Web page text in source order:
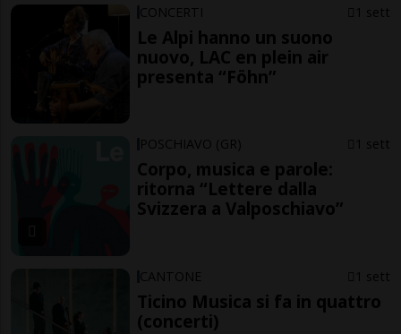
CONCERTI 1 sett
Le Alpi hanno un suono
nuovo, LAC en plein air
presenta “Föhn”
POSCHIAVO (GR) 1 sett
Corpo, musica e parole:
ritorna “Lettere dalla
Svizzera a Valposchiavo”
CANTONE 1 sett
Ticino Musica si fa in quattro
(concerti)